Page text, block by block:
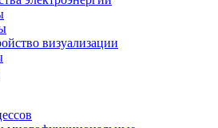
визуализации